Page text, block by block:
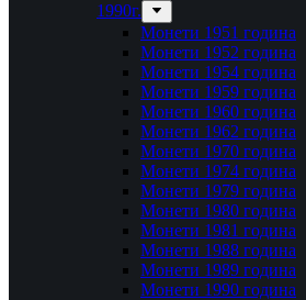
1990г.
Монети 1951 година
Монети 1952 година
Монети 1954 година
Монети 1959 година
Монети 1960 година
Монети 1962 година
Монети 1970 година
Монети 1974 година
Монети 1979 година
Монети 1980 година
Монети 1981 година
Монети 1988 година
Монети 1989 година
Монети 1990 година